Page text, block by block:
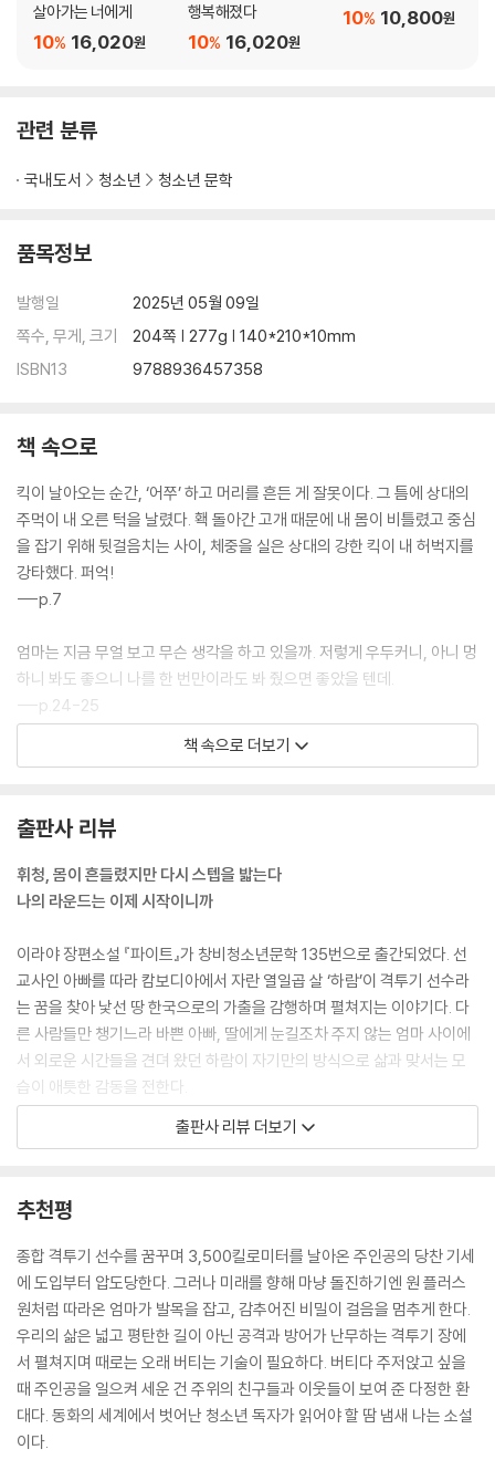
살아가는 너에게
16,020원
10%
행복해졌다
16,020원
10%
10,800원
10%
관련 분류
국내도서 청소년 청소년 문학
품목정보
발행일
2025년 05월 09일
쪽수, 무게, 크기
204쪽 | 277g | 140*210*10mm
ISBN13
9788936457358
책 속으로
킥이 날아오는 순간, ‘어쭈’ 하고 머리를 흔든 게 잘못이다. 그 틈에 상대의
주먹이 내 오른 턱을 날렸다. 홱 돌아간 고개 때문에 내 몸이 비틀렸고 중심
을 잡기 위해 뒷걸음치는 사이, 체중을 실은 상대의 강한 킥이 내 허벅지를
강타했다. 퍼억!
---p.7
엄마는 지금 무얼 보고 무슨 생각을 하고 있을까. 저렇게 우두커니, 아니 멍
하니 봐도 좋으니 나를 한 번만이라도 봐 줬으면 좋았을 텐데.
---p.24-25
내 눈은 늘 이렇게 엄마를 찾는다. 언제 어디서나 시도 때도 없이. 아마도
않는다. 지쳤다. 이제는 그만둘 거다. 이제는 그러고 싶다.
---p.46-47
두려웠다. 그래서 늘 엄마의 시선이 향하는 곳을 따라다녔다. 교회에 오는
모든 아이에게 웃어 주고 머리를 쓰다듬고 삐뚤빼뚤 쓴 글씨에도 잘했다고
박수를 보내는 아빠의 뒷모습을 좇았다.
---p.88-89
누군가 내 옆에 있다는 기분을 느끼고 싶었다. 이제껏 내게는 사치라고 생
각했던 그 기분. 나란 존재는 감히 넘볼 수 없다고 생각했던 그 주제넘은 기
분을 집에 가는 단 이십 분이라도 누려 보고 싶었다.
내게도 의지할 수 있는 누군가 필요했다. 그냥 누구든 허수아비처럼 옆에
너무 무섭지 않을 것 같았다.
---p.141
“씩씩한 사람도, 잘 웃는 사람도, 용감한 사람도 모두 한 점씩은 아픈 구석
이 있지. 누구나 다. 나만 그런 줄 알고 이만큼 살았는데 어느 구석에서는
다들 그렇게 아프더라고. 그걸 혼자 감당하느라 끙끙 앓으며 견디는 거였
어.”
---p.193
책 속으로 더보기
출판사 리뷰
휘청, 몸이 흔들렸지만 다시 스텝을 밟는다
나의 라운드는 이제 시작이니까
이라야 장편소설 『파이트』가 창비청소년문학 135번으로 출간되었다. 선
교사인 아빠를 따라 캄보디아에서 자란 열일곱 살 ‘하람’이 격투기 선수라
는 꿈을 찾아 낯선 땅 한국으로의 가출을 감행하며 펼쳐지는 이야기다. 다
른 사람들만 챙기느라 바쁜 아빠, 딸에게 눈길조차 주지 않는 엄마 사이에
서 외로운 시간들을 견뎌 왔던 하람이 자기만의 방식으로 삶과 맞서는 모
습이 애틋한 감동을 전한다.
외투 한 벌 없이 혹독한 한국의 추위를 버티는 하람을 이웃들은 그냥 지나
족의 오랜 상처를 정면으로 마주한다. 섣부른 화해로 갈등을 매듭짓는 대
신, 상처를 다독이며 가족의 그늘을 극복하는 길을 열어 주는 대목에서 작
가의 세심함이 돋보인다. 하람의 절박한 내면과 어우러져 몰입감 있게 그
려지는 격투 경기 장면이 리듬감과 재미를 더한다. 흔들리고 막막한 순간
에도 스텝을 멈추지 않는 하람의 꿋꿋한 몸짓이, 외롭고 혼란한 시기를 견
디는 이들에게 오래도록 남는 울림으로 다가갈 것이다.
우리의 삶은 넓고 평탄한 길이 아닌 공격과 방어가 난무하는 격투기 장에
서 펼쳐지며 때로는 오래 버티는 기술이 필요하다. 버티다 주저앉고 싶을
출판사 리뷰 더보기
추천평
종합 격투기 선수를 꿈꾸며 3,500킬로미터를 날아온 주인공의 당찬 기세
에 도입부터 압도당한다. 그러나 미래를 향해 마냥 돌진하기엔 원 플러스
원처럼 따라온 엄마가 발목을 잡고, 감추어진 비밀이 걸음을 멈추게 한다.
우리의 삶은 넓고 평탄한 길이 아닌 공격과 방어가 난무하는 격투기 장에
서 펼쳐지며 때로는 오래 버티는 기술이 필요하다. 버티다 주저앉고 싶을
때 주인공을 일으켜 세운 건 주위의 친구들과 이웃들이 보여 준 다정한 환
대다. 동화의 세계에서 벗어난 청소년 독자가 읽어야 할 땀 냄새 나는 소설
이다.